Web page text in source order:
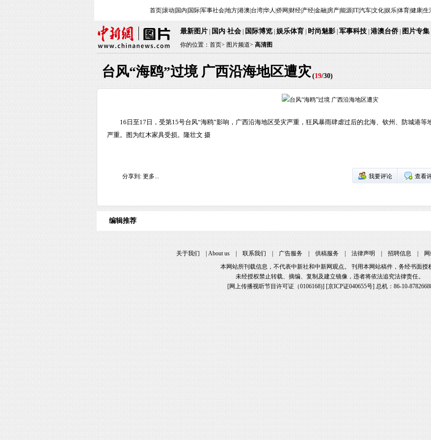
首页|滚动 国内 国际|军事社会|地方|港澳 台湾|华人 侨网 财经| 产经|金融| 房产|能源|IT|汽车|文化|娱乐|体育|健康|生
最新图片|国内·社会|国际博览|娱乐体育|时尚魅影|军事科技|港澳台侨|图片专集
你的位置：首页>图片频道> 高清图
台风“海鸥”过境 广西沿海地区遭灾(19/30)
16日至17日，受第15号台风“海鸥”影响，广西沿海地区受灾严重，狂风暴雨肆虐过后的北海、钦州、防城港
严重。图为红木家具受损。隆壮文 摄
分享到: 更多... 我要评论 查看
编辑推荐
关于我们|About us|联系我们|广告服务|供稿服务|法律声明|招聘信息|网
本网站所刊载信息，不代表中新社和中新网观点。 刊用本网站稿件，务经书面授
未经授权禁止转载、摘编、复制及建立镜像，违者将依法追究法律责任。
[网上传播视听节目许可证（0106168)] [京ICP证040655号] 总机：86-10-